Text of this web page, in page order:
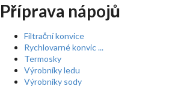
Příprava nápojů
Filtrační konvice
Rychlovarné konvic ...
Termosky
Výrobníky ledu
Výrobníky sody